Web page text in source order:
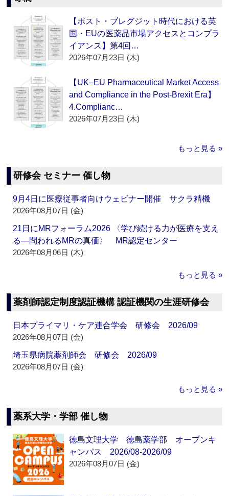
【ポスト・ブレグジット時代における英
国・EUの医薬品市場アクセスとコンプラ
イアンス】第4回…
2026年07月23日 (木)
【UK–EU Pharmaceutical Market Access
and Compliance in the Post-Brexit Era】
4.Complianc…
2026年07月23日 (木)
もっと見る »
研修会 セミナー 催し物
9月4日に医療従事者向けウェビナー開催 サクラ精機
2026年08月07日 (金)
21日にMRフォーラム2026 〈学び続ける力が医療を支え
る―問われるMRの真価〉 MR認定センター
2026年08月06日 (木)
もっと見る »
薬剤師認定制度認証機構 認証機関の生涯研修会
日本プライマリ・ケア連合学会 研修会 2026/09
2026年08月07日 (金)
埼玉県病院薬剤師会 研修会 2026/09
2026年08月07日 (金)
もっと見る »
薬系大学・学部 催し物
徳島文理大学 徳島薬学部 オープンキ
ャンパス 2026/08-2026/09
2026年08月07日 (金)